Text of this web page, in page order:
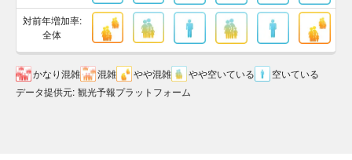
対前年増加率:
全体
かなり混雑 混雑 やや混雑 やや空いている
空いている
データ提供元: 観光予報プラットフォーム